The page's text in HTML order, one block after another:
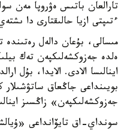
تارالعان باتىس ەۋروپا مەن
ءتىپتى ازيا حالىقتارى دا
مىسالى، بۇعان دالەل
ەلدە جەزوكشەلىكپەن تەك
بويىنداعى جاڭعاق
جەزوكشەلىكپەن» زاڭسىز
سونداي-اق تايۆانداعى